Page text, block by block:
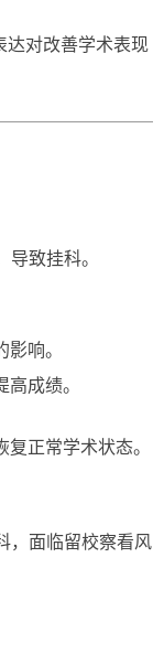
达对改善学术表现
致挂科。
响。
成绩。
正常学术状态。
，面临留校察看风